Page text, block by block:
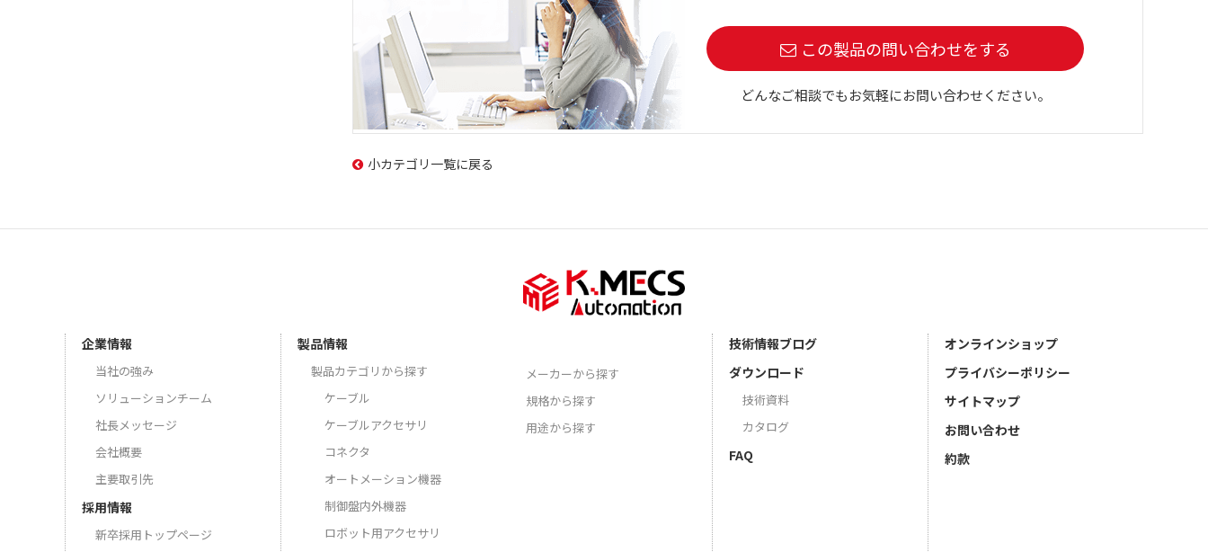
この製品の問い合わせをする
どんなご相談でもお気軽にお問い合わせください。
小カテゴリ一覧に戻る
企業情報
当社の強み
ソリューションチーム
社長メッセージ
会社概要
主要取引先
採用情報
新卒採用トップページ
製品情報
製品カテゴリから探す
ケーブル
ケーブルアクセサリ
コネクタ
オートメーション機器
制御盤内外機器
ロボット用アクセサリ
メーカーから探す
規格から探す
用途から探す
技術情報ブログ
ダウンロード
技術資料
カタログ
FAQ
オンラインショップ
プライバシーポリシー
サイトマップ
お問い合わせ
約款